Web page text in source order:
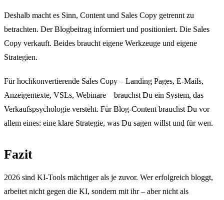
Deshalb macht es Sinn, Content und Sales Copy getrennt zu
betrachten. Der Blogbeitrag informiert und positioniert. Die Sales
Copy verkauft. Beides braucht eigene Werkzeuge und eigene
Strategien.
Für hochkonvertierende Sales Copy – Landing Pages, E-Mails,
Anzeigentexte, VSLs, Webinare – brauchst Du ein System, das
Verkaufspsychologie versteht. Für Blog-Content brauchst Du vor
allem eines: eine klare Strategie, was Du sagen willst und für wen.
Fazit
2026 sind KI-Tools mächtiger als je zuvor. Wer erfolgreich bloggt,
arbeitet nicht gegen die KI, sondern mit ihr – aber nicht als